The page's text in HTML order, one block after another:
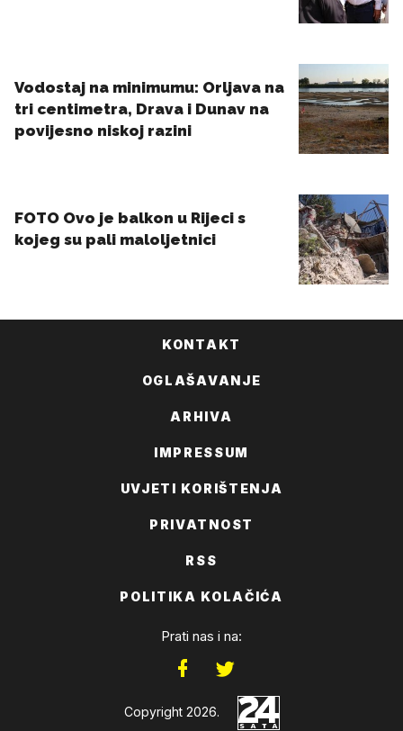
KONTAKT
OGLAŠAVANJE
ARHIVA
IMPRESSUM
UVJETI KORIŠTENJA
PRIVATNOST
RSS
POLITIKA KOLAČIĆA
Prati nas i na:
Copyright 2026.